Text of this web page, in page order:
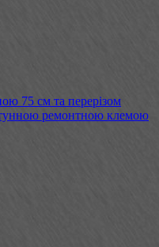
75 см та перерізом
ремонтною клемою